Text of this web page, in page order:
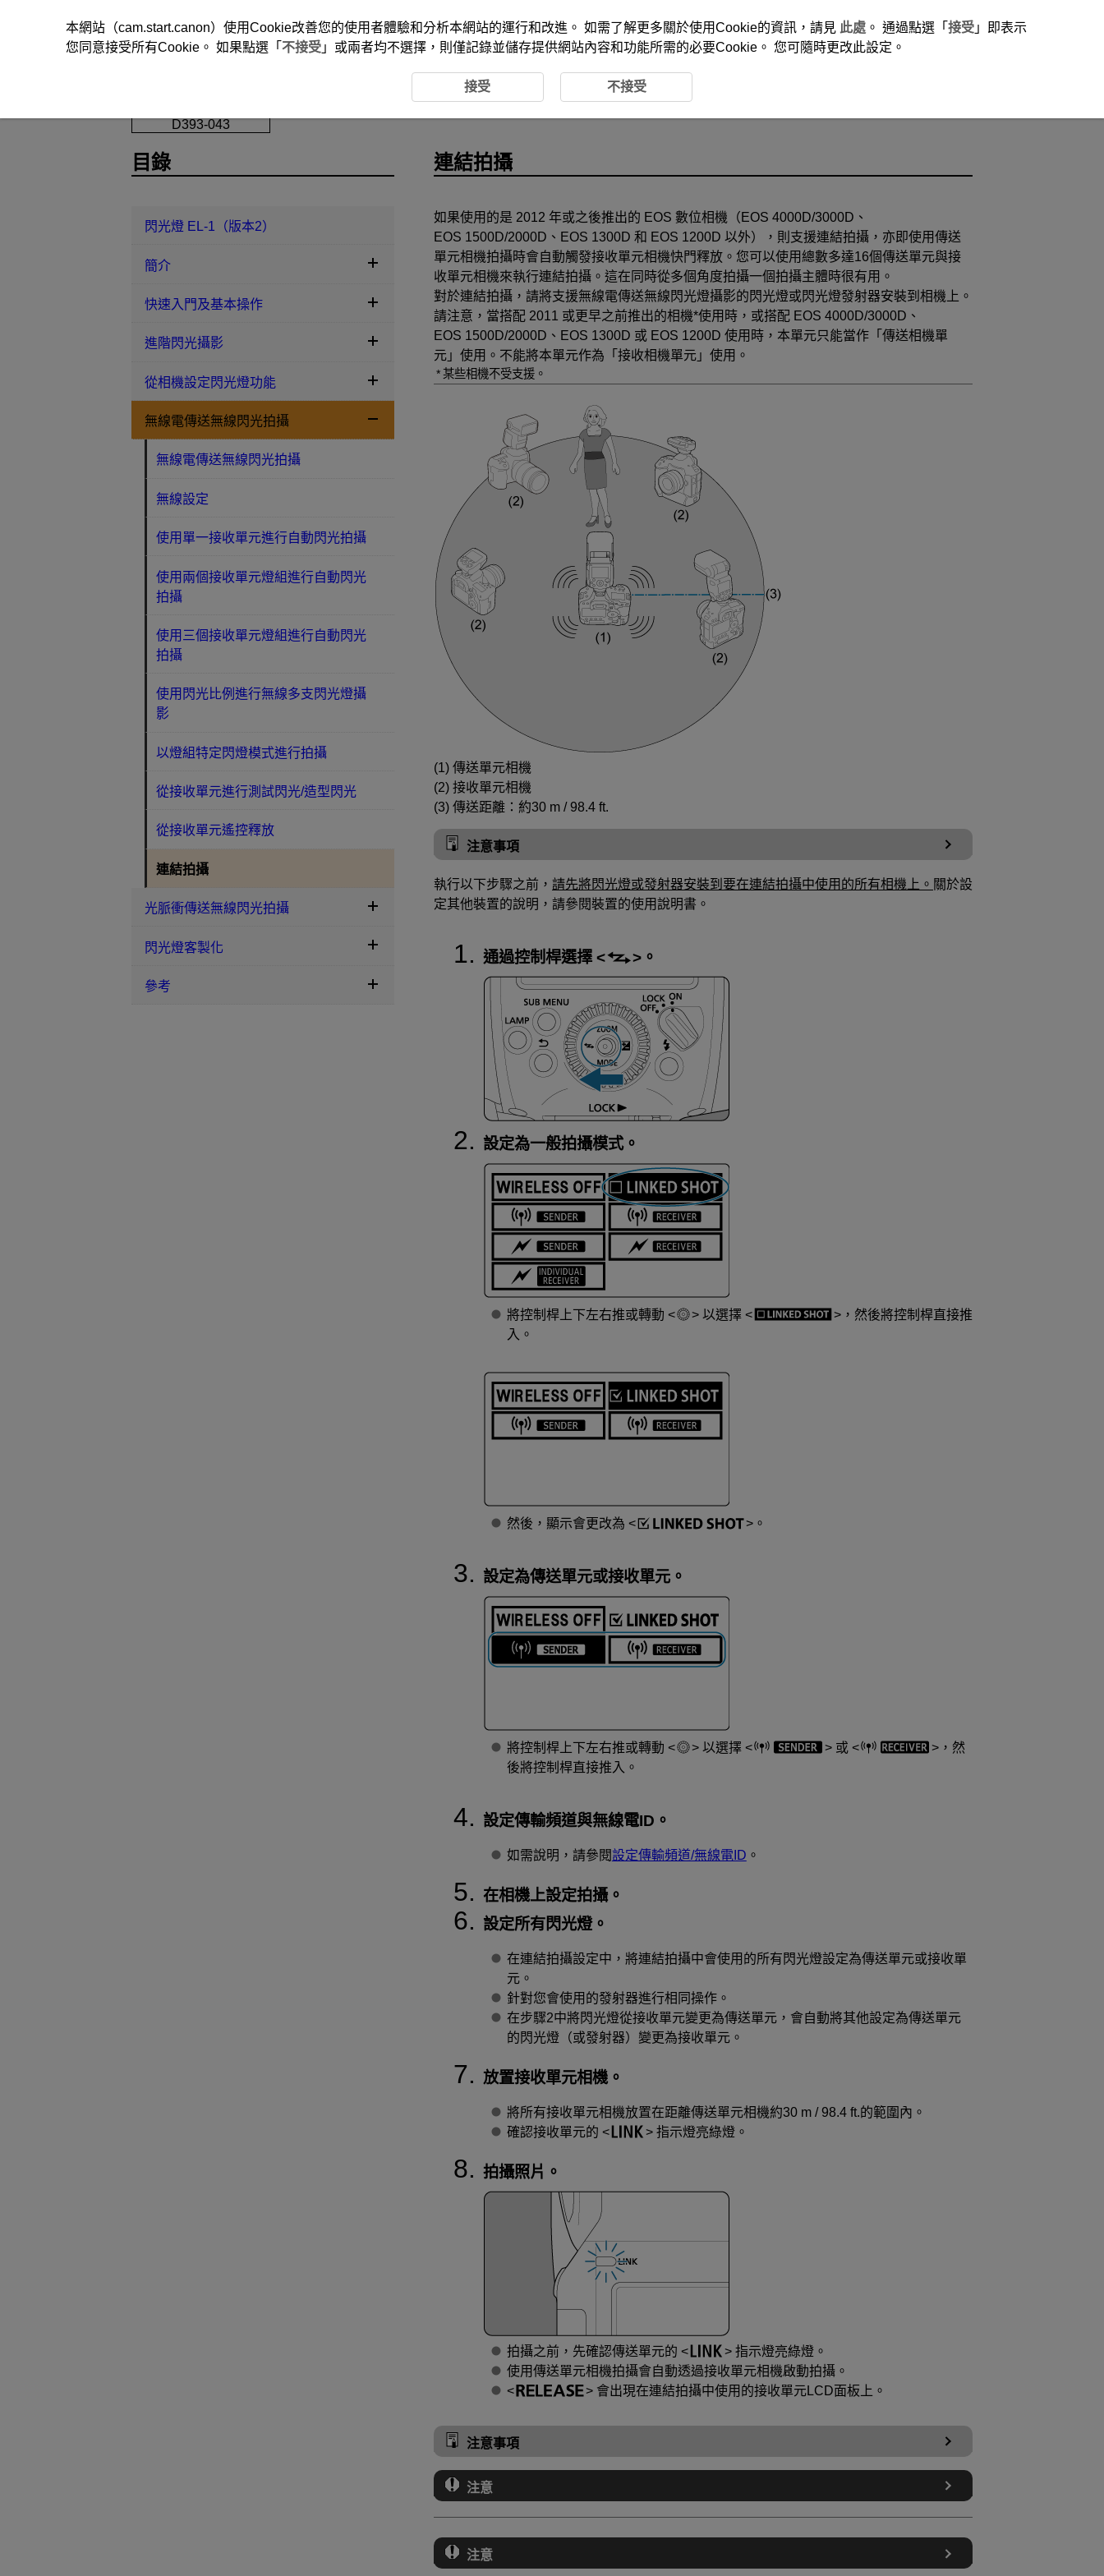
連結拍攝
D393-043
連結拍攝
如果使用的是 2012 年或之後推出的 EOS 數位相機（ EOS 4000D/3000D 、
EOS 1500D/2000D 、 EOS 1300D 和 EOS 1200D 以外），則支援連結拍攝，亦即使用傳送
單元相機拍攝時會自動觸發接收單元相機快門釋放。您可以使用總數多達16個傳送單元與接
收單元相機來執行連結拍攝。這在同時從多個角度拍攝一個拍攝主體時很有用。
對於連結拍攝，請將支援無線電傳送無線閃光燈攝影的閃光燈或閃光燈發射器安裝到相機上。
請注意，當搭配 2011 或更早之前推出的相機*使用時，或搭配 EOS 4000D/3000D 、
EOS 1500D/2000D 、 EOS 1300D 或 EOS 1200D 使用時，本單元只能當作「傳送相機單
元」使用。不能將本單元作為「接收相機單元」使用。
某些相機不受支援。
(1) 傳送單元相機
(2) 接收單元相機
(3) 傳送距離：約30 m /98.4 ft.
注意事項
執行以下步驟之前， 請先將閃光燈或發射器安裝到要在連結拍攝中使用的所有相機上。 關於設
定其他裝置的說明，請參閱裝置的使用說明書。
通過控制桿選擇 。
設定為一般拍攝模式。
將控制桿上下左右推或轉動 以選擇
，然後將控制桿直接推
入。
然後，顯示會更改為 。
設定為傳送單元或接收單元。
將控制桿上下左右推或轉動 以選擇 或
，然
後將控制桿直接推入。
設定傳輸頻道與無線電ID。
如需說明，請參閱設定傳輸頻道/無線電ID 。
在相機上設定拍攝。
設定所有閃光燈。
在連結拍攝設定中，將連結拍攝中會使用的所有閃光燈設定為傳送單元或接收單
元。
針對您會使用的發射器進行相同操作。
在步驟2中將閃光燈從接收單元變更為傳送單元，會自動將其他設定為傳送單元
的閃光燈（或發射器）變更為接收單元。
放置接收單元相機。
將所有接收單元相機放置在距離傳送單元相機約30 m/98.4 ft.的範圍內。
確認接收單元的
指示燈亮綠燈。
拍攝照片。
拍攝之前，先確認傳送單元的
指示燈亮綠燈。
使用傳送單元相機拍攝會自動透過接收單元相機啟動拍攝。
會出現在連結拍攝中使用的接收單元LCD面板上。
注意事項
注意
注意
目錄
閃光燈 EL-1（版本2）
簡介
快速入門及基本操作
進階閃光攝影
從相機設定閃光燈功能
無線電傳送無線閃光拍攝
無線電傳送無線閃光拍攝
無線設定
使用單一接收單元進行自動閃光拍攝
使用兩個接收單元燈組進行自動閃光
拍攝
使用三個接收單元燈組進行自動閃光
拍攝
使用閃光比例進行無線多支閃光燈攝
影
以燈組特定閃燈模式進行拍攝
從接收單元進行測試閃光/造型閃光
從接收單元遙控釋放
連結拍攝
光脈衝傳送無線閃光拍攝
閃光燈客製化
參考
本網站（cam.start.canon）使用Cookie改善您的使用者體驗和分析本網站的運行和改進。 如需了解更多關於使用Cookie的資訊，請見 此處 。 通過點選「 接受 」即表示
您同意接受所有Cookie。 如果點選「 不接受 」或兩者均不選擇，則僅記錄並儲存提供網站內容和功能所需的必要Cookie。 您可隨時更改此設定。
接受 不接受